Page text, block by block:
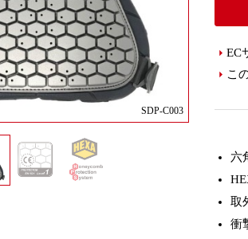
SDP-C003
EC
こ
六
取
衝